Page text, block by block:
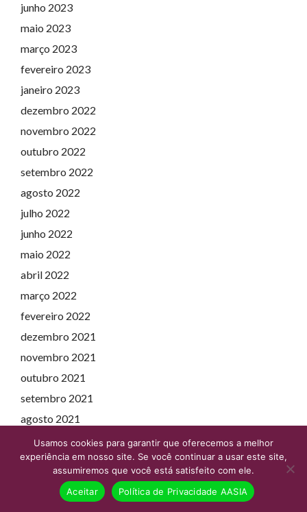
junho 2023
maio 2023
março 2023
fevereiro 2023
janeiro 2023
dezembro 2022
novembro 2022
outubro 2022
setembro 2022
agosto 2022
julho 2022
junho 2022
maio 2022
abril 2022
março 2022
fevereiro 2022
dezembro 2021
novembro 2021
outubro 2021
setembro 2021
agosto 2021
julho 2021
junho 2021
maio 2021
abril 2021
Usamos cookies para garantir que oferecemos a melhor
experiência em nosso site. Se você continuar a usar este site,
assumiremos que você está satisfeito com ele.
Aceitar
Política de Privacidade AASIA